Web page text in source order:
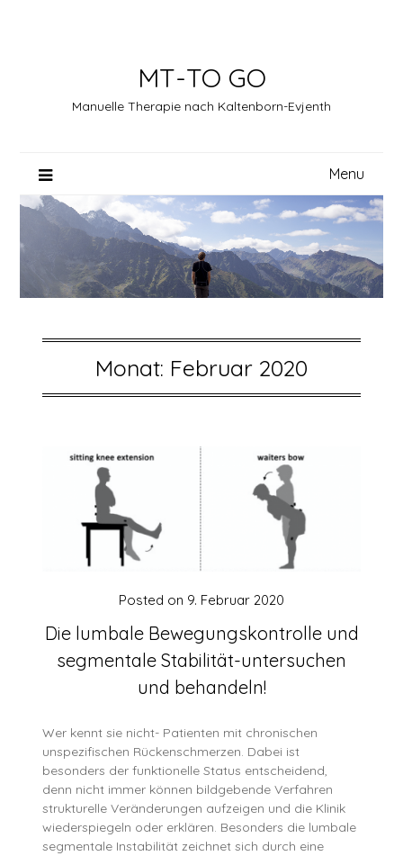
MT-TO GO
Manuelle Therapie nach Kaltenborn-Evjenth
Menu
Monat: Februar 2020
Die lumbale Bewegungskontrolle und
segmentale Stabilität-untersuchen
und behandeln!
Posted on 9. Februar 2020
Wer kennt sie nicht- Patienten mit chronischen
unspezifischen Rückenschmerzen. Dabei ist
besonders der funktionelle Status entscheidend,
denn nicht immer können bildgebende Verfahren
strukturelle Veränderungen aufzeigen und die Klinik
wiederspiegeln oder erklären. Besonders die lumbale
segmentale Instabilität zeichnet sich durch eine